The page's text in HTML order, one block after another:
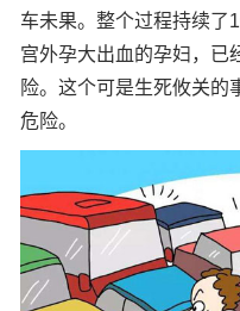
车未果。整个过程持续了
宫外孕大出血的孕妇，已
险。这个可是生死攸关的
危险。